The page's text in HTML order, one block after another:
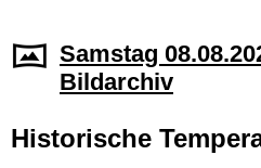
Samstag
Bildarchiv
Historische